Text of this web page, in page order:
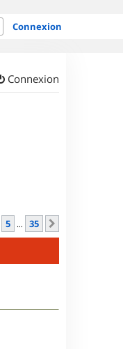
Connexion
Connexion
5 … 35